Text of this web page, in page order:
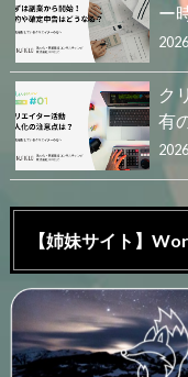
ー
ク
有
【姉妹サイト】